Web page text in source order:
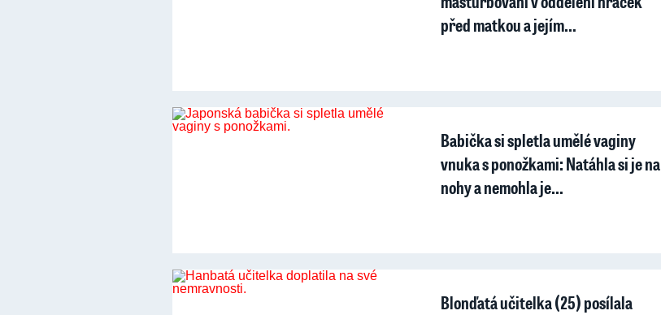
před matkou a jejím…
Babička si spletla umělé vaginy
vnuka s ponožkami: Natáhla si je na
nohy a nemohla je…
Blonďatá učitelka (25) posílala